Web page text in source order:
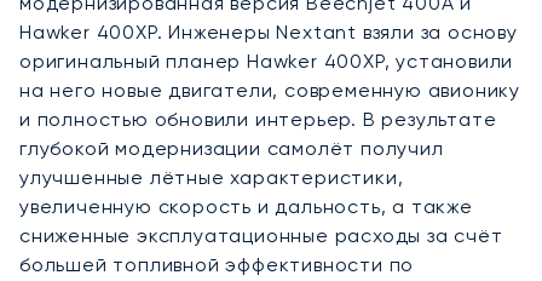
Hawker 400XP. Инженеры Nextant взяли за основу
оригинальный планер Hawker 400XP, установили
на него новые двигатели, современную авионику
и полностью обновили интерьер. В результате
глубокой модернизации самолёт получил
улучшенные лётные характеристики,
увеличенную скорость и дальность, а также
сниженные эксплуатационные расходы за счёт
большей топливной эффективности по